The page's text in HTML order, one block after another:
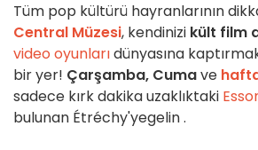
Tüm pop kültürü hayranlarının
Central Müzesi, kendinizi kült film
video oyunlarıdünyasına
bir yer! Çarşamba, Cumave
sadece kırk dakika uzaklıktaki
bulunan Étréchy'yegelin.